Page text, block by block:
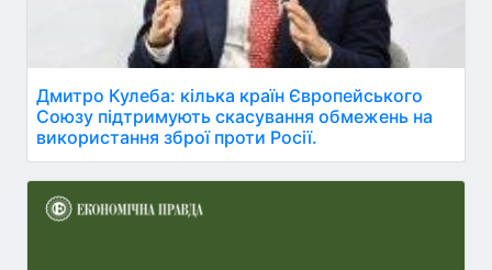
Дмитро Кулеба: кілька країн Європейського
Союзу підтримують скасування обмежень на
використання зброї проти Росії.